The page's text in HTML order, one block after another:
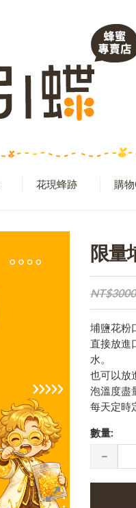
花現蜂跡 購
限量
NT$3000
埔鹽花粉
直接放進
水。
也可以放
泡溫度盡
每天定時
數量: